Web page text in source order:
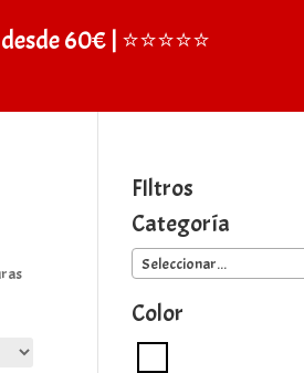
60€ | ⭐⭐⭐⭐⭐
FIltros
Categoría
Seleccionar...
Color